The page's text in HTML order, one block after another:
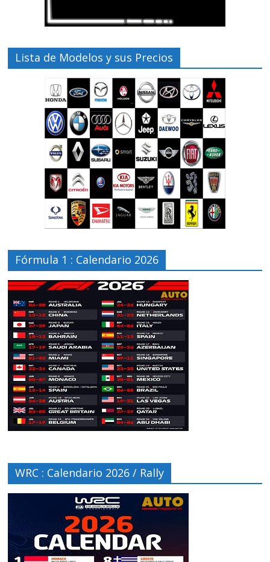
Lista de Modelos y sus Precios
Fórmula 1 : Calendario 2026
WRC : Calendario 2026 / Rally